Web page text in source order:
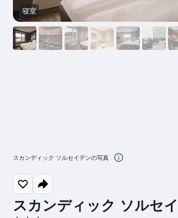
スカンディック ソルセ
寝室
スカンディック ソルセイデンの写真